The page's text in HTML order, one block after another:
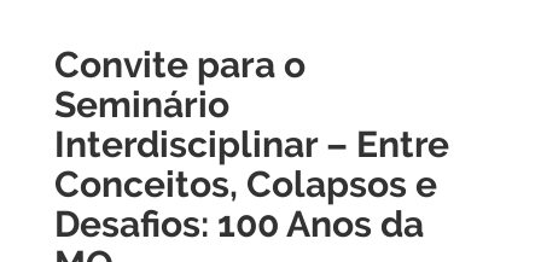
Convite para o
Seminário
Interdisciplinar – Entre
Conceitos, Colapsos e
Desafios: 100 Anos da